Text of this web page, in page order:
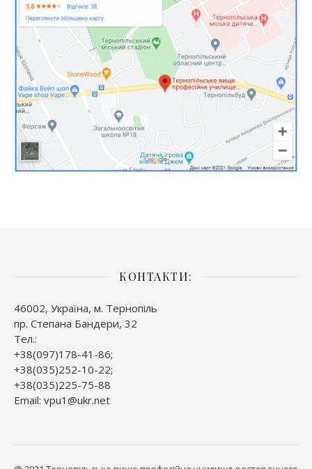
КОНТАКТИ:
46002, Україна, м. Тернопіль
пр. Степана Бандери, 32
Тел.:
+38(097)178-41-86;
+38(035)252-10-22;
+38(035)225-75-88
Email: vpu1@ukr.net